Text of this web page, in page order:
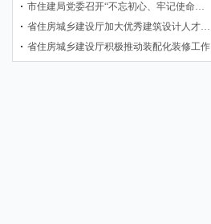
市住建局党委召开“不忘初心、牢记使命…
省住房城乡建设厅加大优秀建筑设计人才…
省住房城乡建设厅积极推动装配化装修工作